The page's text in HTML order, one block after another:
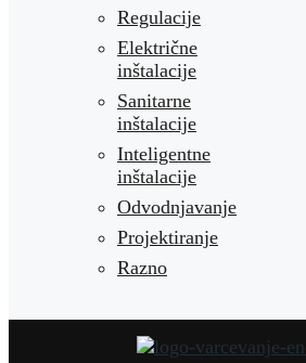
Regulacije
Električne
inštalacije
Sanitarne
inštalacije
Inteligentne
inštalacije
Odvodnjavanje
Projektiranje
Razno